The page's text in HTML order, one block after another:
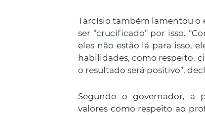
Tarcísio também lamentou o
ser “crucificado” por isso.
eles não estão lá para isso,
habilidades, como respeito,
o resultado será positivo”,
Segundo o governador, a
valores como respeito ao